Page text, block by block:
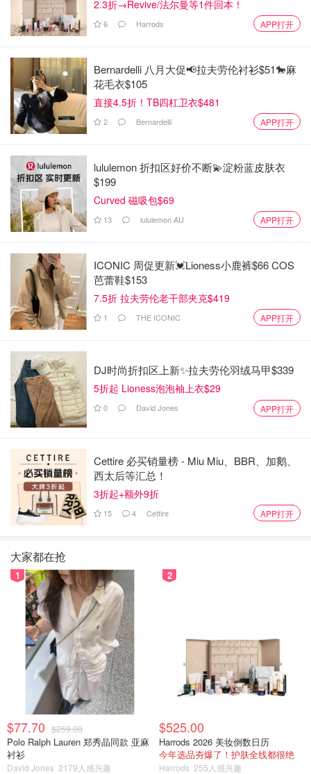
⚠️注意
铺锡纸，方便清理。
架烤架，烤出来的肉不发黑.
腌叉烧肉剩下的汁不要用，里面都是水，血水，否则烤出来
的叉烧颜色不漂亮。
叉烧酱不能刷太多，会咸。
叉烧可以多烤一些，肉会缩水，多了第二天可以吃个叉烧
粉，叉烧面。
料酒尽量少放或不放，否则肉会有一股酒味，不太好吃。
美国美食特种兵 晚餐吃什么
2.3折→Revive/法尔曼等1件回本！
6 Harrods APP打开
Bernardelli 八月大促📢拉夫劳伦衬衫$51🐎麻
花毛衣$105
直接4.5折！TB四杠卫衣$481
2 Bernardelli APP打开
lululemon 折扣区好价不断💫淀粉蓝皮肤衣
$199
Curved 磁吸包$69
13 lululemon AU APP打开
ICONIC 周促更新💓Lioness小鹿裤$66 COS
芭蕾鞋$153
7.5折 拉夫劳伦老干部夹克$419
1 THE ICONIC APP打开
DJ时尚折扣区上新✨拉夫劳伦羽绒马甲$339
5折起 Lioness泡泡袖上衣$29
0 David Jones APP打开
Cettire 必买销量榜 - Miu Miu、BBR、加鹅、
西太后等汇总！
3折起+额外9折
15 4 Cettire APP打开
大家都在抢
1
$77.70 $259.00
Polo Ralph Lauren 郑秀晶同款 亚麻
衬衫
David Jones 2179人感兴趣
2
$525.00
Harrods 2026 美妆倒数日历
今年选品夯爆了！护肤全线都很绝
Harrods 255人感兴趣